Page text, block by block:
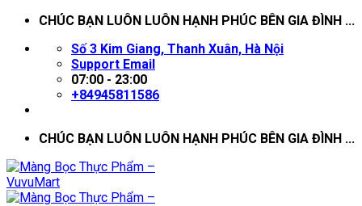
Skip
content
CHÚC BẠN LUÔN LUÔN HẠNH PHÚC BÊN GIA ĐÌNH ...
Số 3 Kim Giang, Thanh Xuân, Hà Nội
Support Email
07:00 - 23:00
+84945811586
CHÚC BẠN LUÔN LUÔN HẠNH PHÚC BÊN GIA ĐÌNH ...